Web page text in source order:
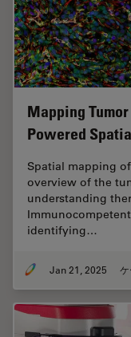
Mapping
Powered
Spatial mapping
overview of the
understanding
identifying…
Jan 21, 2025